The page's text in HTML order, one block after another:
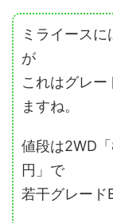
ミライース
が
これはグレー
ますね。
値段は2WD
円」で
若干グレード